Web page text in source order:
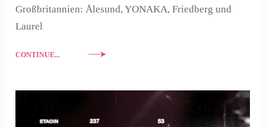
Großbritannien: Ålesund, YONAKA, Friedberg und
Laurel
CONTINUE...